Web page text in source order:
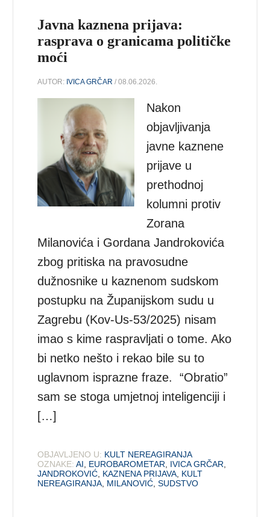
Javna kaznena prijava:
rasprava o granicama političke
moći
AUTOR: IVICA GRČAR / 08.06.2026.
Nakon
objavljivanja
javne kaznene
prijave u
prethodnoj
kolumni protiv
Zorana
Milanovića i Gordana Jandrokovića
zbog pritiska na pravosudne
dužnosnike u kaznenom sudskom
postupku na Županijskom sudu u
Zagrebu (Kov-Us-53/2025) nisam
imao s kime raspravljati o tome. Ako
bi netko nešto i rekao bile su to
uglavnom isprazne fraze. “Obratio”
sam se stoga umjetnoj inteligenciji i
[…]
OBJAVLJENO U: KULT NEREAGIRANJA
OZNAKE: AI EUROBAROMETAR IVICA GRČAR
JANDROKOVIĆ KAZNENA PRIJAVA KULT
NEREAGIRANJA MILANOVIĆ ,SUDSTVO